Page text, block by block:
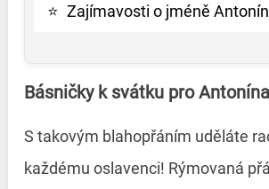
⭐ Zajímavosti o jméně Antonín
Básničky k svátku pro Antonína
S takovým blahopřáním uděláte
každému oslavenci! Rýmovaná